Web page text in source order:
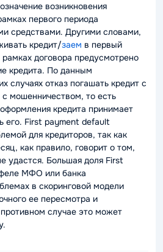
возникновения
первого периода
средствами. Другими словами,
кредит/заем в первый
договора предусмотрено
кредита. По данным
случаях отказ погашать кредит с
с мошенничеством, то есть
кредита принимает
его. First payment default
для кредиторов, так как
как правило, говорит о том,
удастся. Большая доля First
МФО или банка
в скоринговой модели
ее пересмотра и
случае это может